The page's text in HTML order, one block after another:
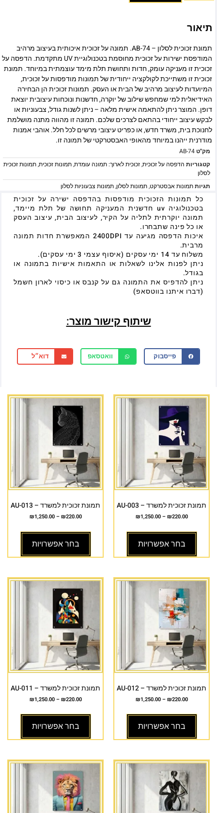
תיאור
תמונת זכוכית לסלון – AB-74. תמונה על זכוכית איכותית בעיצוב מרהיב
המודפסת ישירות על זכוכית מחוסמת בטכנולוגיית UV מתקדמת. הדפסה על
זכוכית זו מעניקה עומק, חדות ותחושת תלת מימד עוצמתית במיוחד. תמונת
זכוכית זו משתייכת לקולקציה ייחודית של תמונות מודפסות על זכוכית,
המיועדות לעיצוב מרהיב של הבית או העסק. תמונות זכוכית הן הבחירה
האידיאלית למי שמחפש שילוב של יוקרה, חדשנות ונוכחות עיצובית יוצאת
דופן. המוצר ניתן להתאמה אישית מלאה – ניתן לשנות גודל, צבעוניות או
לבקש עיצוב ייחודי בהתאם לצרכים שלכם. תמונה זו מהווה מתנה מושלמת
לחנוכת בית, משרד חדש, או כפריט עיצובי מרשים לכל חלל. אוהבי אמנות
מודרנית ייהנו במיוחד מהאופי האבסטרקטי של תמונה זו.
מק"טAB-74
קטגוריות הדפסה על זכוכית,זכוכית לארוך: תמונה עומדת,תמונות זכוכית,תמונות זכוכית
לסלון
תגיותתמונות אבסטרקט,תמונות לסלון,תמונות צבעוניות לסלון
כל תמונות הזכוכית מודפסות בהדפסה ישירה על זכוכית
בטכנולוגיה uv חדשנית המעניקה תחושה של תלת מיימד,
תמונה יוקרתית לתליה על הקיר, לעיצוב הבית, עיצוב העסק
או כל פינה שתבחרו.
איכות הדפסה מגיעה עד 2400DPI המאפשרת חדות תמונה
מרבית.
משלוח עד 14 ימי עסקים (איסוף עצמי 3 ימי עסקים).
ניתן לפנות אלינו לשאלות או התאמות אישיות בתמונה או
בגודל.
ניתן להדפיס את התמונה גם על קנבס או כיסוי לארון חשמל
(דברו איתנו בווטסאפ)
שיתוף קישור מוצר:
פייסבוק וואטסאפ דוא״ל
תמונת זכוכית למשרד – AU-003
₪220.00
–
₪1,250.00
בחר אפשרויות
תמונת זכוכית למשרד – AU-013
₪220.00
–
₪1,250.00
בחר אפשרויות
תמונת זכוכית למשרד – AU-012
₪220.00
–
₪1,250.00
בחר אפשרויות
תמונת זכוכית למשרד – AU-011
₪220.00
–
₪1,250.00
בחר אפשרויות